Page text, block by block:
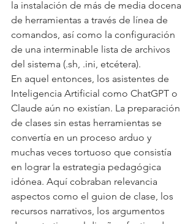
la instalación de más de media docena
de herramientas a través de línea de
comandos, así como la configuración
de una interminable lista de archivos
del sistema (.sh, .ini, etcétera).
En aquel entonces, los asistentes de
Inteligencia Artificial como ChatGPT o
Claude aún no existían. La preparación
de clases sin estas herramientas se
convertía en un proceso arduo y
muchas veces tortuoso que consistía
en lograr la estrategia pedagógica
idónea. Aquí cobraban relevancia
aspectos como el guion de clase, los
recursos narrativos, los argumentos